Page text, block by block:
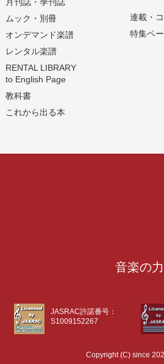
ムック・別冊
オンデマンド楽譜
レンタル楽譜
RENTAL LIBRARY
to English Page
教科書
これから出る本
連載・
特集ペ
音楽の
JASRAC許諾番号：
S1009152267
Copyright (C) since